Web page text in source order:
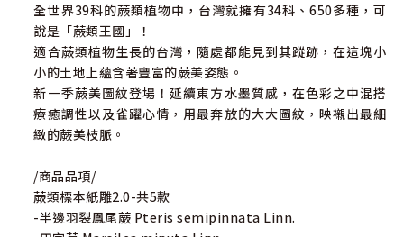
全世界39科的蕨類植物中，台灣就擁有34科、650多種，可
說是「蕨類王國」！
適合蕨類植物生長的台灣，隨處都能見到其蹤跡，在這塊小
小的土地上蘊含著豐富的蕨美姿態。
新一季蕨美圖紋登場！延續東方水墨質感，在色彩之中混搭
療癒調性以及雀躍心情，用最奔放的大大圖紋，映襯出最細
緻的蕨美枝脈。
/商品品項/
蕨類標本紙雕2.0-共5款
-半邊羽裂鳳尾蕨 Pteris semipinnata Linn.